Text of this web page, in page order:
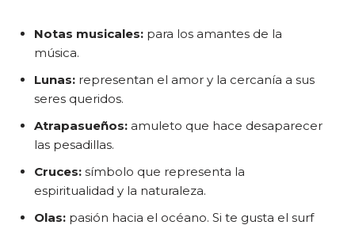
Notas musicales: para los amantes de la
música.
Lunas: representan el amor y la cercanía a sus
seres queridos.
Atrapasueños: amuleto que hace desaparecer
las pesadillas.
Cruces: símbolo que representa la
espiritualidad y la naturaleza.
Olas: pasión hacia el océano. Si te gusta el surf